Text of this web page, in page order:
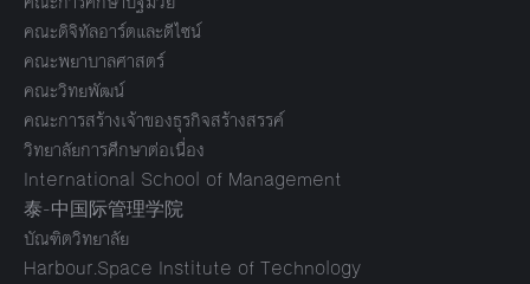
คณะดิจิทัลอาร์ตและดีไซน์
คณะพยาบาลศาสตร์
คณะวิทยพัฒน์
คณะการสร้างเจ้าของธุรกิจสร้างสรรค์
วิทยาลัยการศึกษาต่อเนื่อง
International School of Management
泰-中国际管理学院
บัณฑิตวิทยาลัย
Harbour.Space Institute of Technology